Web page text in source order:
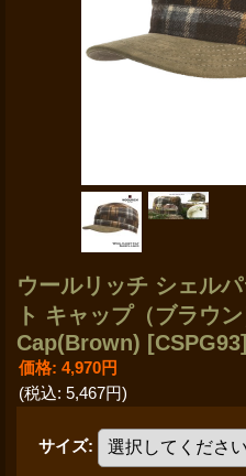
ウールリッチ シェル
ト キャップ（ブラウ
Cap(Brown) [CSPG93]
価格: 4,970円
(税込: 5,467円)
サイズ: